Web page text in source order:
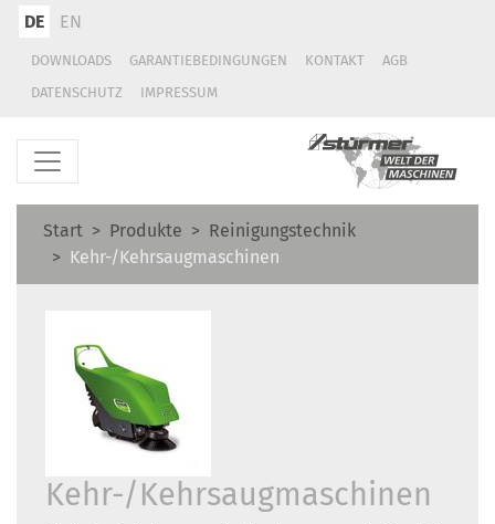
DE EN
DOWNLOADS GARANTIEBEDINGUNGEN KONTAKT
AGB
DATENSCHUTZ
IMPRESSUM
Start Produkte
Reinigungstechnik
Kehr-/Kehrsaugmaschinen
Kehr-/Kehrsaugmaschinen